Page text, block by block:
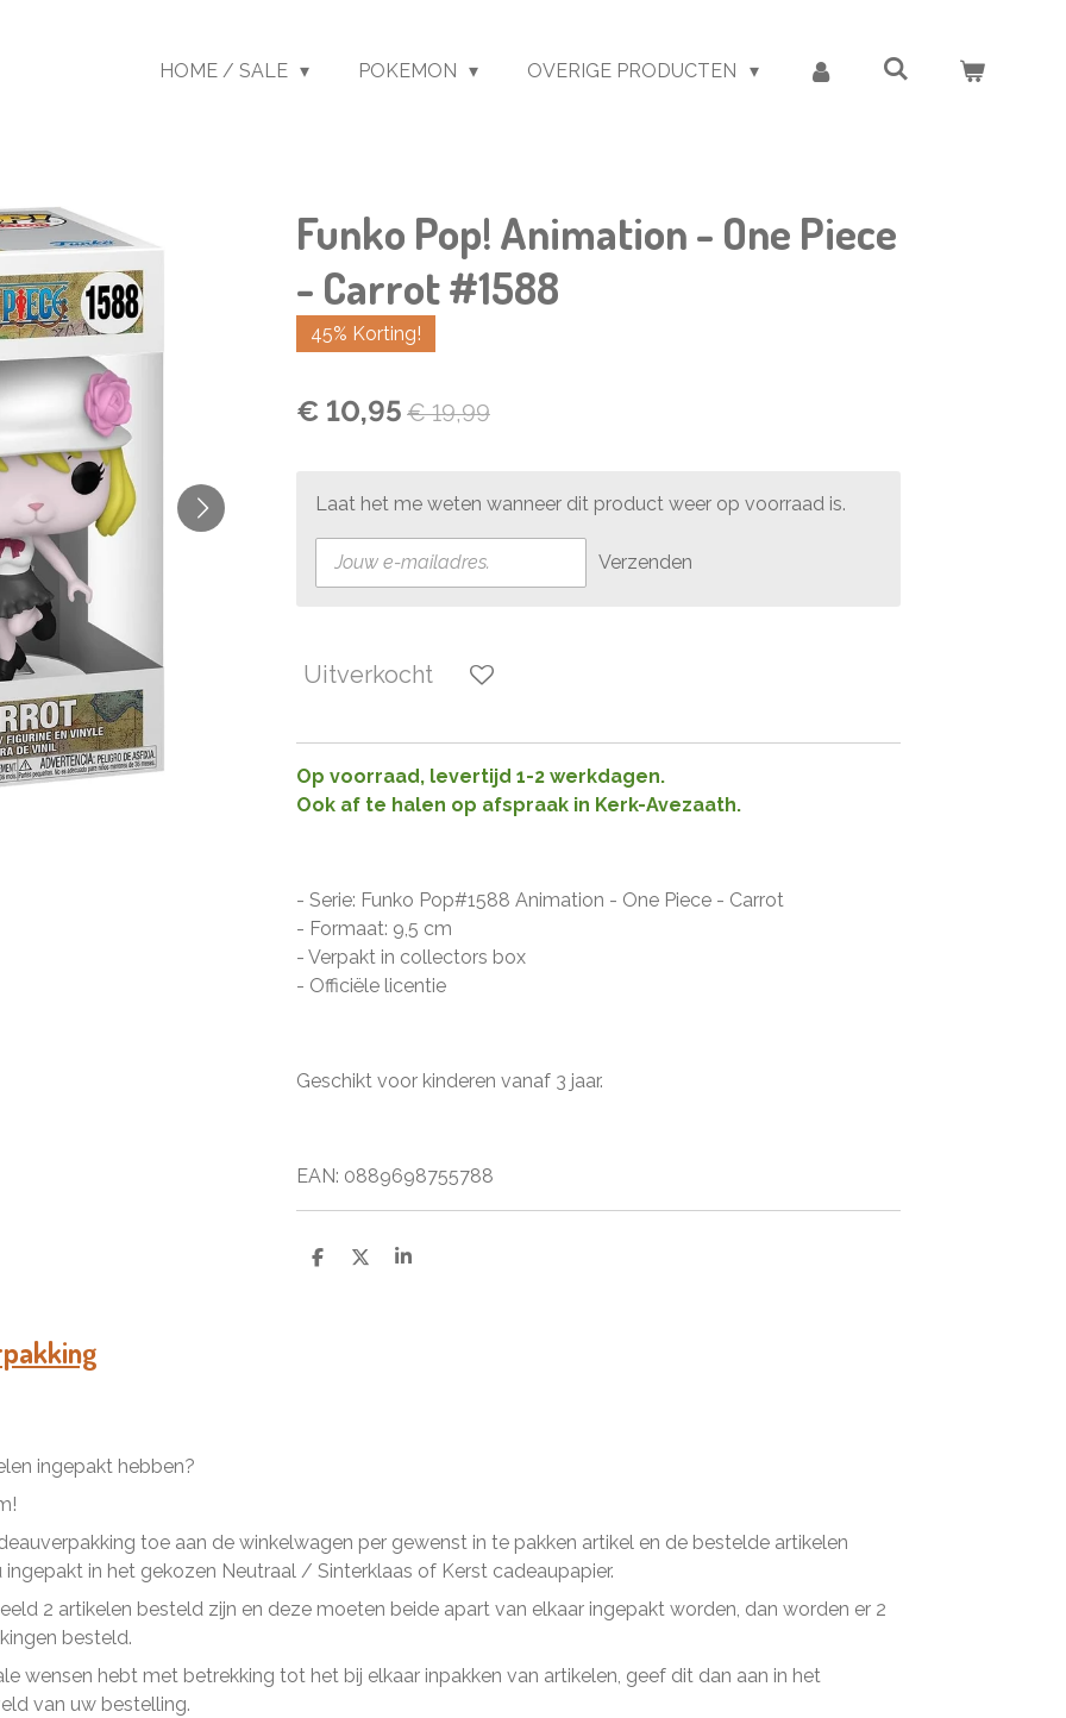
HOME / SALE POKEMON OVERIGE PRODUCTEN
Funko Pop! Animation - One Piece
- Carrot #1588
45% Korting!
€ 10,95 € 19,99
Laat het me weten wanneer dit product weer op voorraad is.
Verzenden
Uitverkocht
Op voorraad, levertijd 1-2 werkdagen.
Ook af te halen op afspraak in Kerk-Avezaath.
- Serie: Funko Pop#1588 Animation - One Piece - Carrot
- Formaat: 9,5 cm
- Verpakt in collectors box
- Officiële licentie
Geschikt voor kinderen vanaf 3 jaar.
EAN: 0889698755788
D
D
S
ingepakt hebben?
toe aan de winkelwagen per gewenst in te pakken artikel en de bestelde artikelen
in het gekozen Neutraal / Sinterklaas of Kerst cadeaupapier.
2 artikelen besteld zijn en deze moeten beide apart van elkaar ingepakt worden, dan worden er 2
besteld.
wensen hebt met betrekking tot het bij elkaar inpakken van artikelen, geef dit dan aan in het
van uw bestelling.